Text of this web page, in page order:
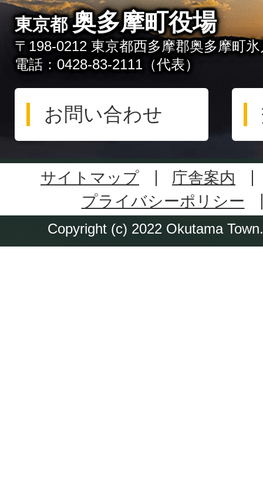
東京都 奥多摩町役場
〒198-0212 東京都西多摩郡奥多摩町
電話：0428-83-2111（代表）
お問い合わせ
サイトマップ
庁舎案内
プライバシーポリシー
Copyright (c) 2022 Okutama